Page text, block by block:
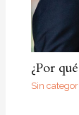
¿Por
Sin